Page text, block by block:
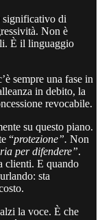
significativo di
Non è
È il linguaggio
sempre una fase in
in debito, la
revocabile.
su questo piano.
“protezione”. Non
per difendere”.
clienti. E quando
sta
la voce. È che